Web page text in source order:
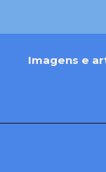
Imagens e